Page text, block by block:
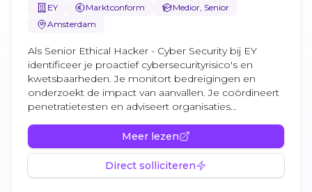
EY Marktconform
Medior, Senior
Amsterdam
Als Senior Ethical Hacker - Cyber Security bij EY
identificeer je proactief cybersecurityrisico's en
kwetsbaarheden. Je monitort bedreigingen en
onderzoekt de impact van aanvallen. Je coördineert
penetratietesten en adviseert organisaties...
Meer lezen
Direct solliciteren